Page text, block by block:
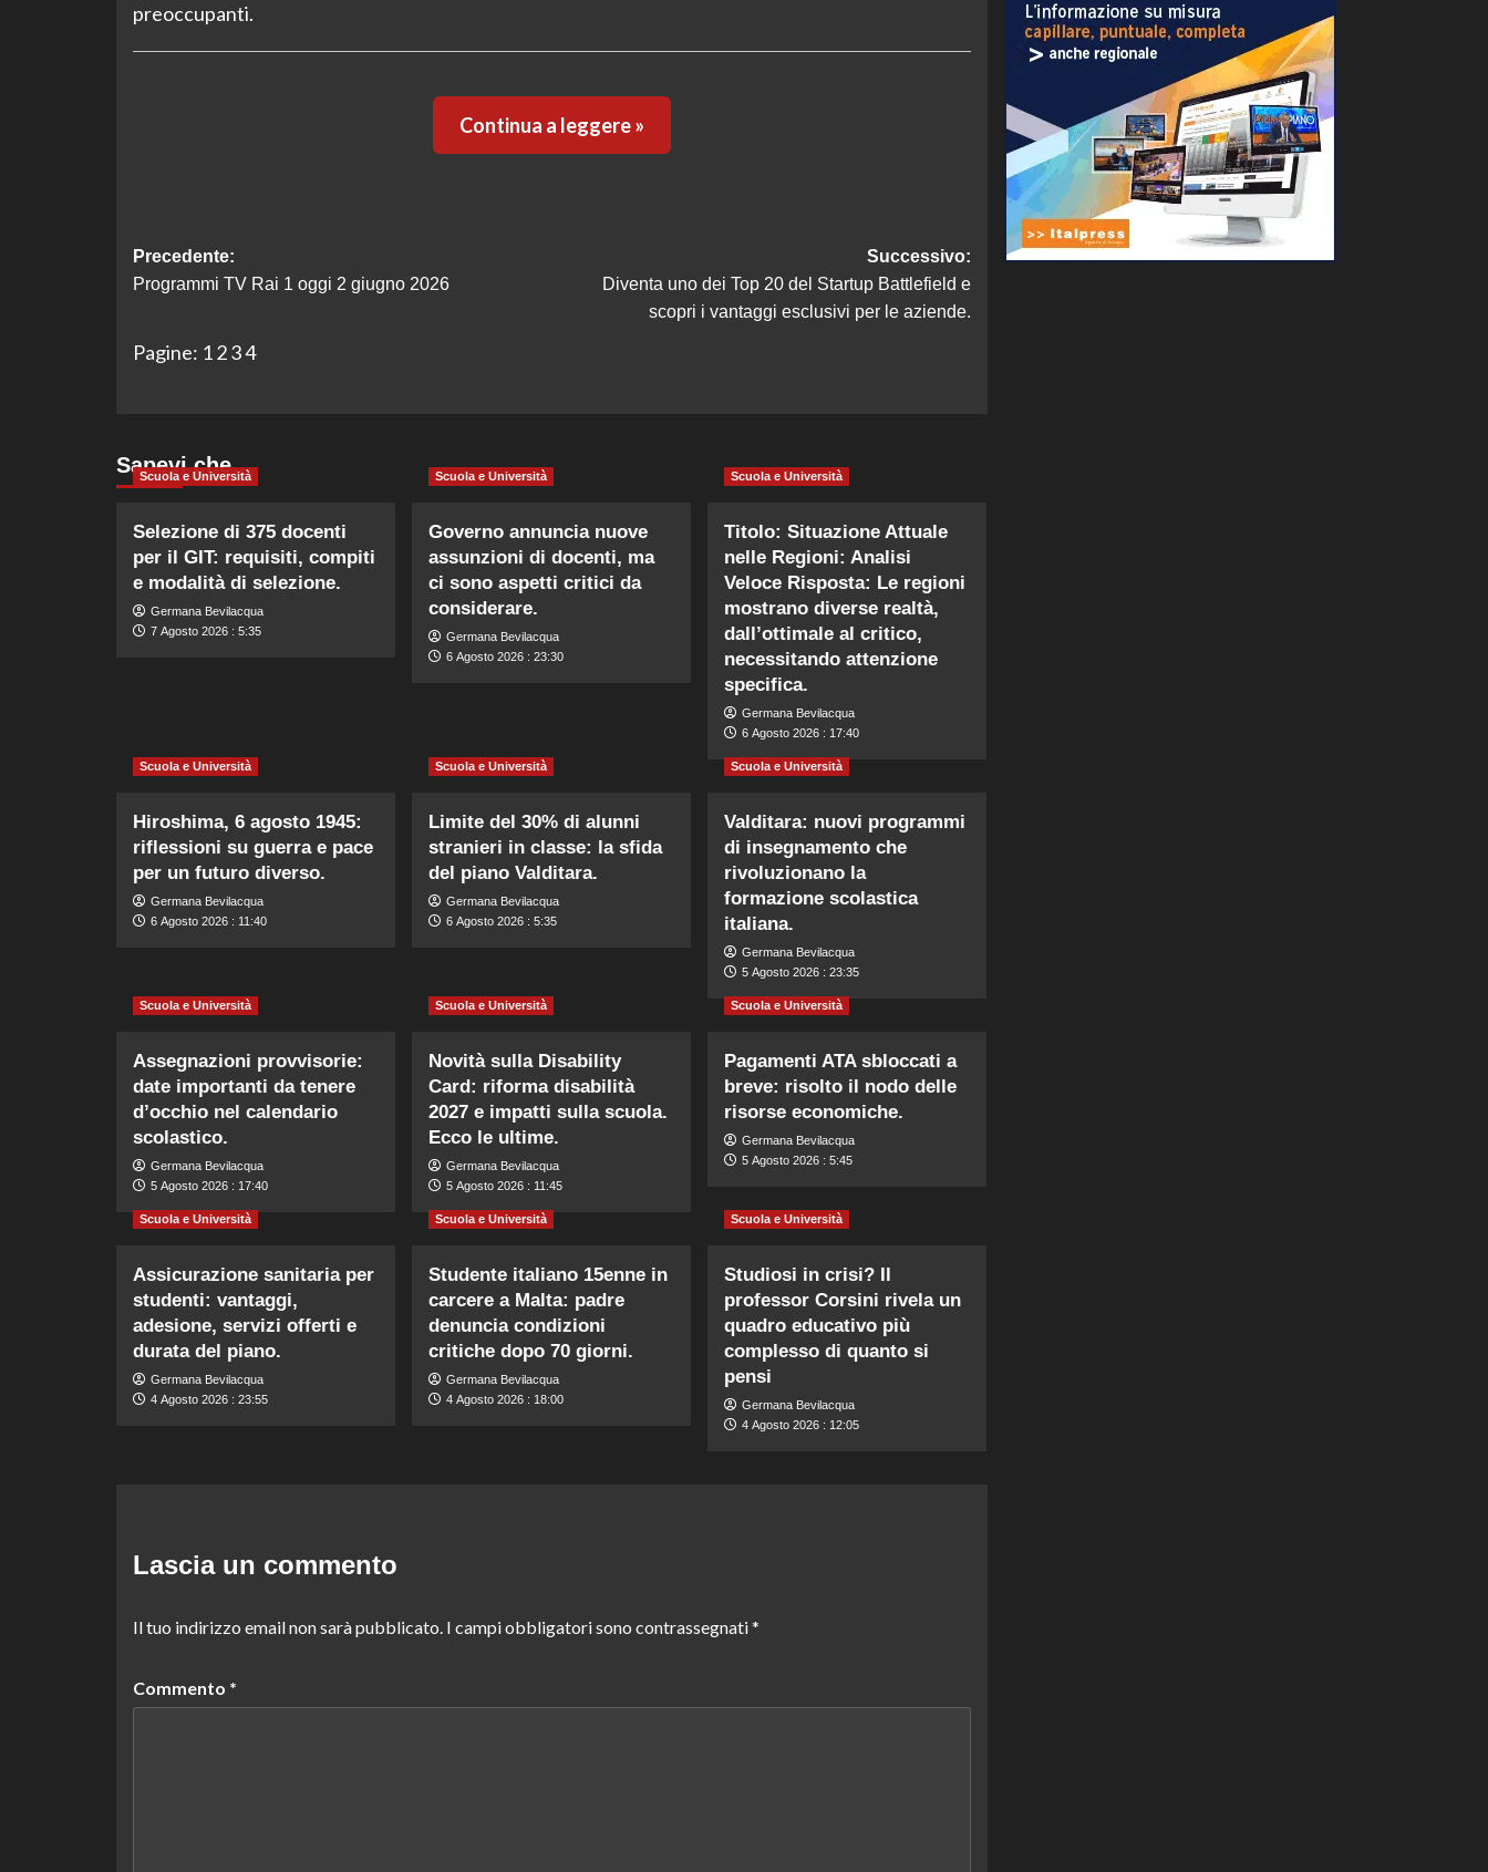
preoccupanti.
Continua a leggere »
Navigazione
articolo
Precedente:
Programmi TV Rai 1 oggi 2 giugno 2026
Successivo:
Diventa uno dei Top 20 del Startup Battlefield e
scopri i vantaggi esclusivi per le aziende.
Pagine: 1 2 34
Sapevi che…
Scuola e Università
Selezione di 375 docenti
per il GIT: requisiti, compiti
e modalità di selezione.
Germana Bevilacqua
7 Agosto 2026 : 5:35
Scuola e Università
Governo annuncia nuove
assunzioni di docenti, ma
ci sono aspetti critici da
considerare.
Germana Bevilacqua
6 Agosto 2026 : 23:30
Scuola e Università
Titolo: Situazione Attuale
nelle Regioni: Analisi
Veloce Risposta: Le regioni
mostrano diverse realtà,
dall’ottimale al critico,
necessitando attenzione
specifica.
Germana Bevilacqua
6 Agosto 2026 : 17:40
Scuola e Università
Hiroshima, 6 agosto 1945:
riflessioni su guerra e pace
per un futuro diverso.
Germana Bevilacqua
6 Agosto 2026 : 11:40
Scuola e Università
Limite del 30% di alunni
stranieri in classe: la sfida
del piano Valditara.
Germana Bevilacqua
6 Agosto 2026 : 5:35
Scuola e Università
Valditara: nuovi programmi
di insegnamento che
rivoluzionano la
formazione scolastica
italiana.
Germana Bevilacqua
5 Agosto 2026 : 23:35
Scuola e Università
Assegnazioni provvisorie:
date importanti da tenere
d’occhio nel calendario
scolastico.
Germana Bevilacqua
5 Agosto 2026 : 17:40
Scuola e Università
Novità sulla Disability
Card: riforma disabilità
2027 e impatti sulla scuola.
Ecco le ultime.
Germana Bevilacqua
5 Agosto 2026 : 11:45
Scuola e Università
Pagamenti ATA sbloccati a
breve: risolto il nodo delle
risorse economiche.
Germana Bevilacqua
5 Agosto 2026 : 5:45
Scuola e Università
Assicurazione sanitaria per
studenti: vantaggi,
adesione, servizi offerti e
durata del piano.
Germana Bevilacqua
4 Agosto 2026 : 23:55
Scuola e Università
Studente italiano 15enne in
carcere a Malta: padre
denuncia condizioni
critiche dopo 70 giorni.
Germana Bevilacqua
4 Agosto 2026 : 18:00
Scuola e Università
Studiosi in crisi? Il
professor Corsini rivela un
quadro educativo più
complesso di quanto si
pensi
Germana Bevilacqua
4 Agosto 2026 : 12:05
Lascia un commento
Il tuo indirizzo email non sarà pubblicato. I campi obbligatori sono contrassegnati*
Commento *